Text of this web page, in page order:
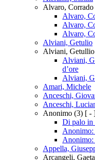
Alvaro, Corrado
Alvaro,
Alvaro,
Alvaro,
Alviani, Getulio
Alviani, Getullio
Alviani,
d’ore
Alviani,
Amari, Michele
Anceschi,
Anceschi,
Anonimo (3) [ -
Di palo in
Anonimo:
Appella,
Arcangeli,